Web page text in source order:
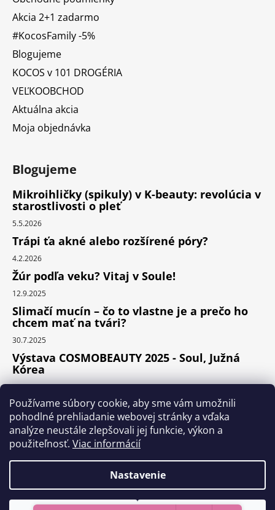
Používame súbory cookie, aby sme vám umožnili
pohodlné prehliadanie webovej stránky a vďaka
analýze neustále zlepšovali jej funkcie, výkon a
použiteľnosť. Viac informácií
Nastavenie
Akcia 2+1 zadarmo
#KocosFamily -5%
Blogujeme
KOCOS v 101 DROGÉRIA
VEĽKOOBCHOD
Aktuálna akcia
Moja objednávka
Blogujeme
Mikroihličky (spikuly) v K-beauty: revolúcia v
starostlivosti o pleť
5.5.2026
Trápi ťa akné alebo rozšírené póry?
4.2.2026
Žúr podľa veku? Vitaj v Soule!
12.9.2025
Slimačí mucín – čo to vlastne je a prečo ho
chcem mať na tvári?
30.7.2025
Výstava COSMOBEAUTY 2025 - Soul, Južná
Kórea
11.6.2025
Instagram
Vytvoril Shoptet Premium